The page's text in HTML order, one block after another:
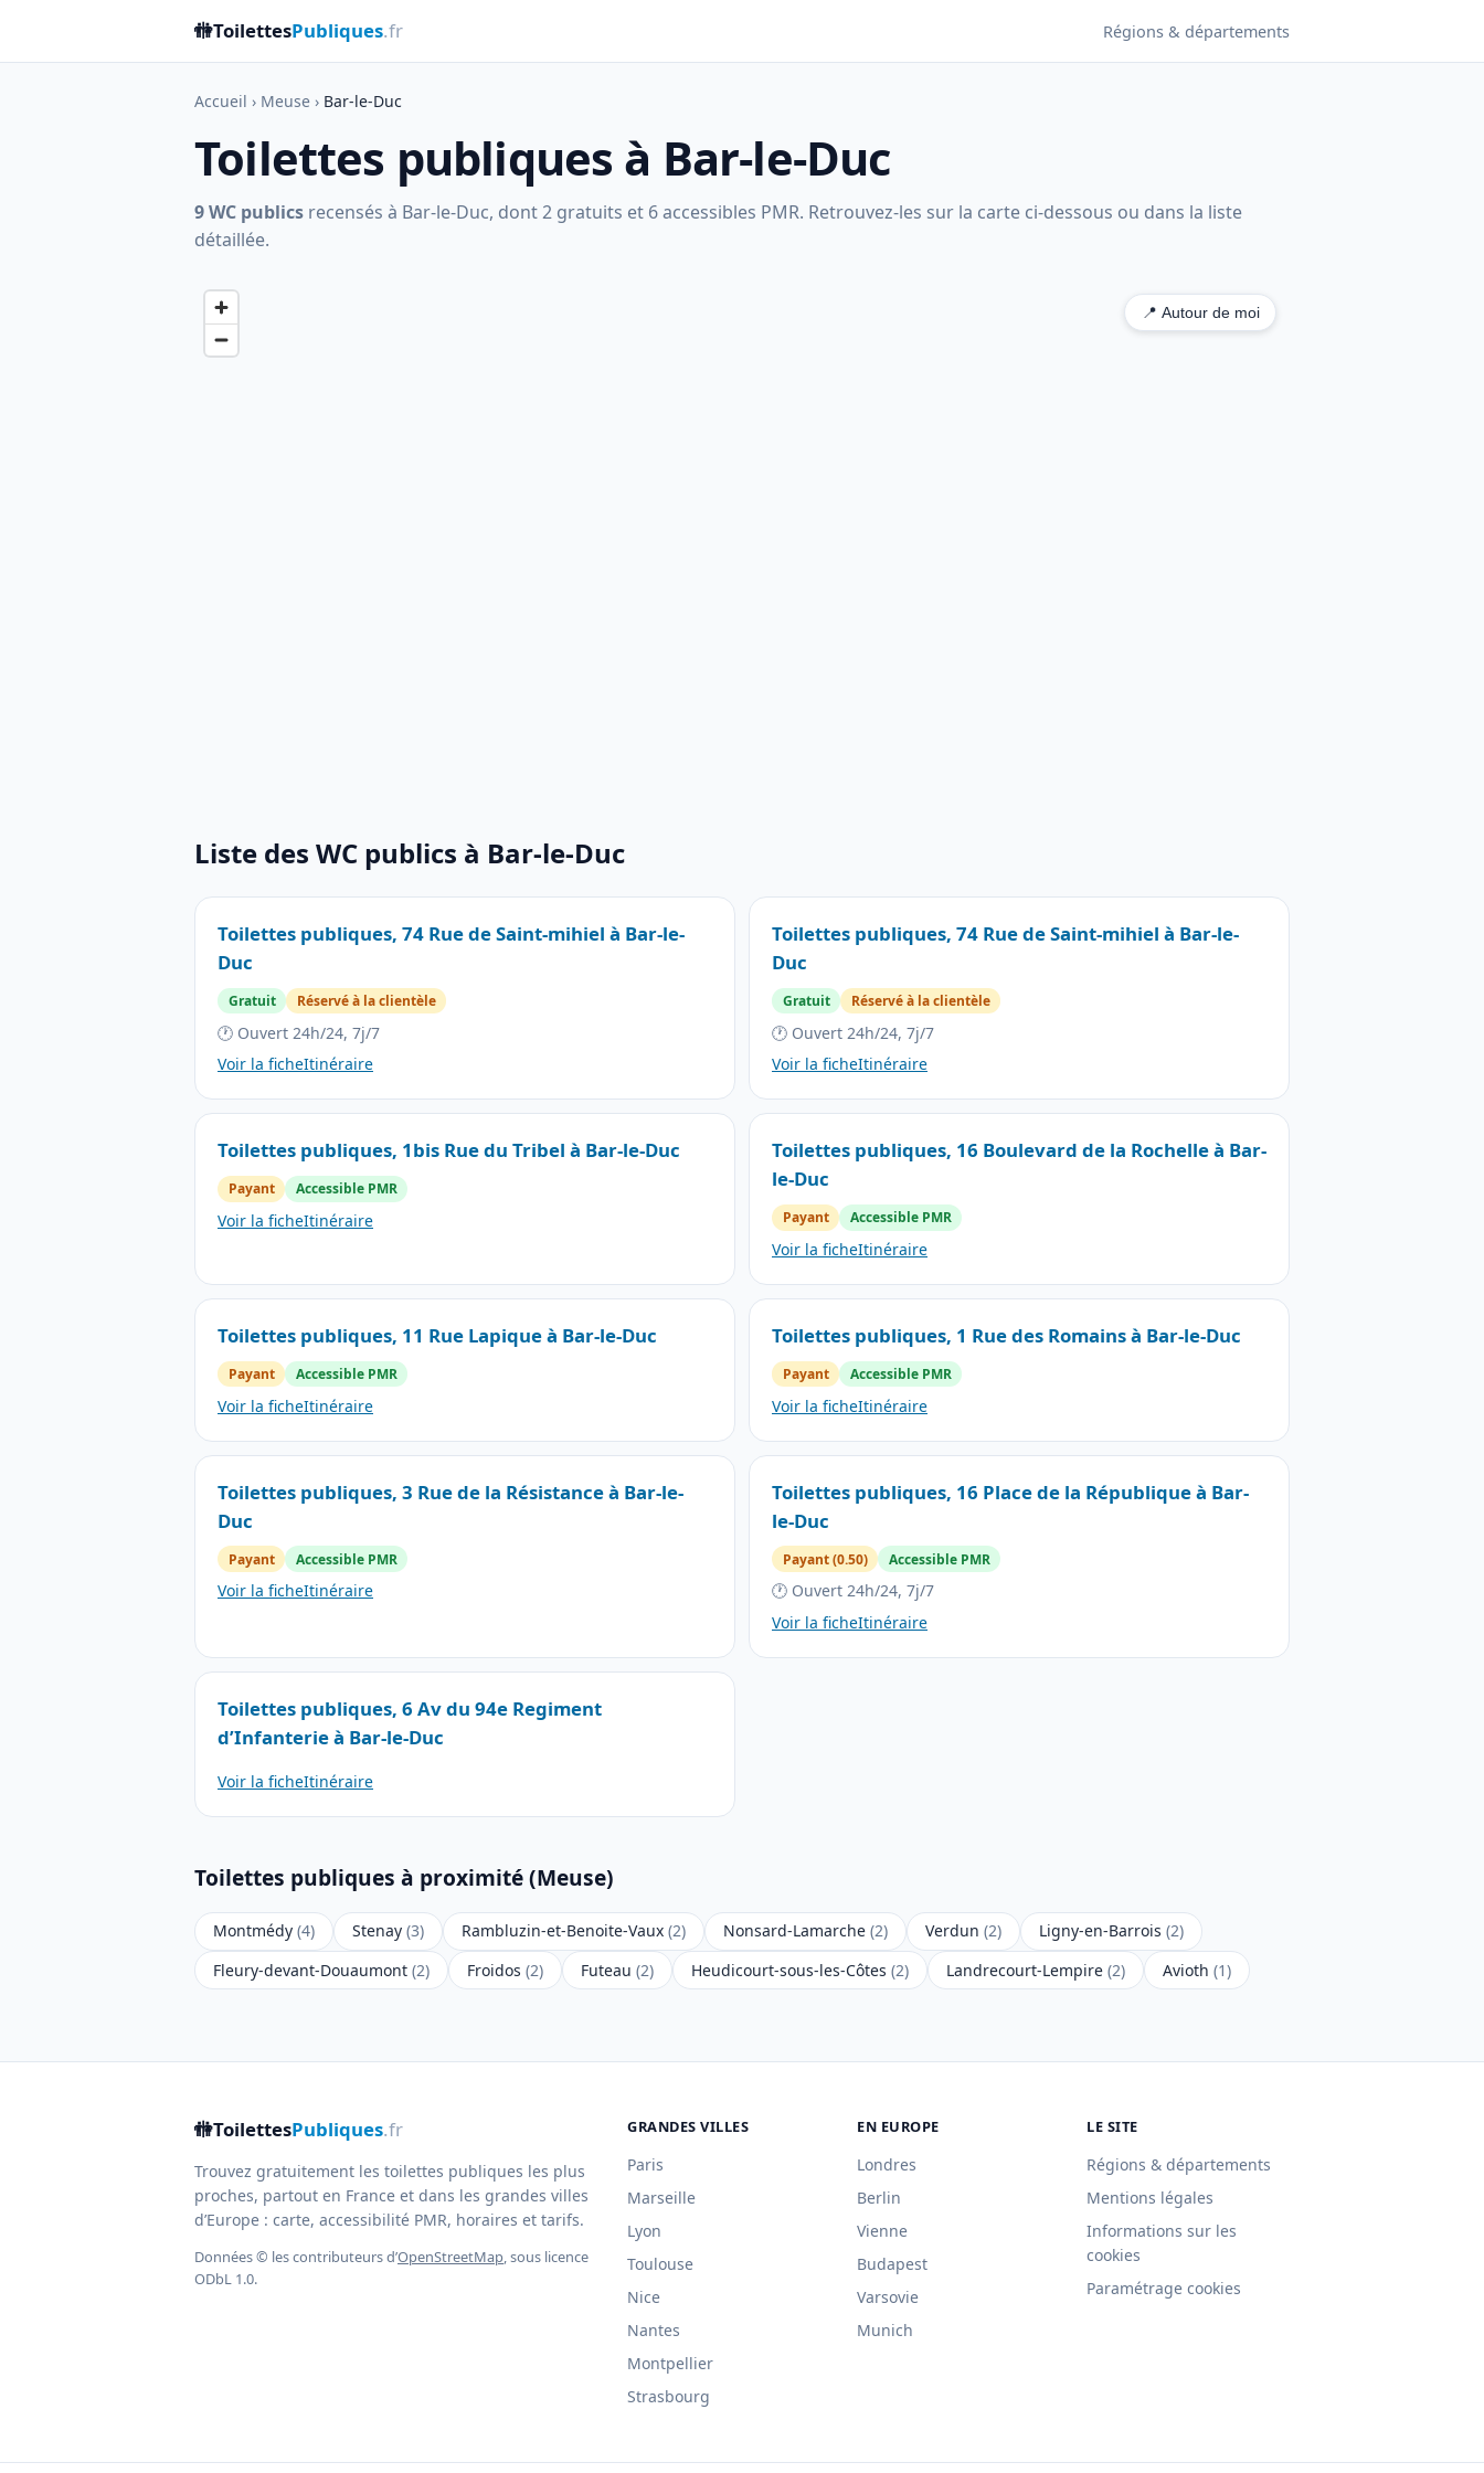
🚻ToilettesPubliques.fr Régions & départements
Accueil › Meuse › Bar-le-Duc
Toilettes publiques à Bar-le-Duc
9 WC publics recensés à Bar-le-Duc, dont 2 gratuits et 6 accessibles PMR. Retrouvez-les sur la carte ci-dessous ou dans la liste
détaillée.
📍 Autour de moi
Liste des WC publics à Bar-le-Duc
Toilettes publiques, 74 Rue de Saint-mihiel à Bar-le-
Duc
Gratuit Réservé à la clientèle
🕐 Ouvert 24h/24, 7j/7
Voir la ficheItinéraire
Toilettes publiques, 74 Rue de Saint-mihiel à Bar-le-
Duc
Gratuit Réservé à la clientèle
🕐 Ouvert 24h/24, 7j/7
Voir la ficheItinéraire
Toilettes publiques, 1bis Rue du Tribel à Bar-le-Duc
Payant Accessible PMR
Voir la ficheItinéraire
Toilettes publiques, 16 Boulevard de la Rochelle à Bar-
le-Duc
Payant Accessible PMR
Voir la ficheItinéraire
Toilettes publiques, 11 Rue Lapique à Bar-le-Duc
Payant Accessible PMR
Voir la ficheItinéraire
Toilettes publiques, 1 Rue des Romains à Bar-le-Duc
Payant Accessible PMR
Voir la ficheItinéraire
Toilettes publiques, 3 Rue de la Résistance à Bar-le-
Duc
Payant Accessible PMR
Voir la ficheItinéraire
Toilettes publiques, 16 Place de la République à Bar-
le-Duc
Payant (0.50) Accessible PMR
🕐 Ouvert 24h/24, 7j/7
Voir la ficheItinéraire
Toilettes publiques, 6 Av du 94e Regiment
d’Infanterie à Bar-le-Duc
Voir la ficheItinéraire
Toilettes publiques à proximité (Meuse)
Montmédy (4) Stenay (3) Rambluzin-et-Benoite-Vaux (2) Nonsard-Lamarche (2) Verdun (2) Ligny-en-Barrois (2)
Fleury-devant-Douaumont (2) Froidos (2) Futeau (2) Heudicourt-sous-les-Côtes (2) Landrecourt-Lempire (2) Avioth (1)
🚻ToilettesPubliques.fr
Trouvez gratuitement les toilettes publiques les plus
proches, partout en France et dans les grandes villes
d’Europe : carte, accessibilité PMR, horaires et tarifs.
Données © les contributeurs d’OpenStreetMap, sous licence
ODbL 1.0.
GRANDES VILLES
Paris
Marseille
Lyon
Toulouse
Nice
Nantes
Montpellier
Strasbourg
EN EUROPE
Londres
Berlin
Vienne
Budapest
Varsovie
Munich
LE SITE
Régions & départements
Mentions légales
Informations sur les
cookies
Paramétrage cookies